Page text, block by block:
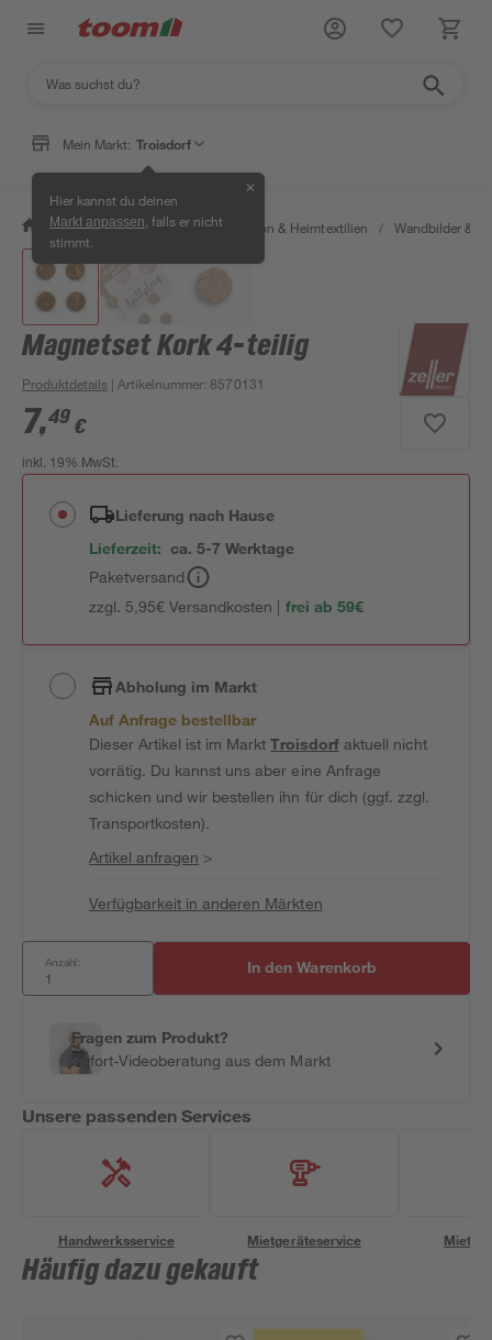
Mein Markt: Troisdorf
Hier kannst du deinen
Markt anpassen , falls er nicht
stimmt.
✕
/ Wohnen & Haushalt / Dekoration & Heimtextilien / Wandbilder &
Magnetset Kork 4-teilig
Produktdetails | Artikelnummer: 8570131
7,49 €
inkl. 19% MwSt.
Lieferung nach Hause
Lieferzeit: ca. 5-7 Werktage
Paketversand
zzgl. 5,95€ Versandkosten | frei ab 59€
Abholung im Markt
Auf Anfrage bestellbar
Dieser Artikel ist im MarktTroisdorfaktuell nicht
vorrätig. Du kannst uns aber eine Anfrage
schicken und wir bestellen ihn für dich (ggf. zzgl.
Transportkosten).
Artikel anfragen >
Verfügbarkeit in anderen Märkten
Anzahl: In den Warenkorb
Fragen zum Produkt?
Sofort-Videoberatung aus dem Markt
Unsere passenden Services
Handwerksservice Mietgeräteservice
Häufig dazu gekauft